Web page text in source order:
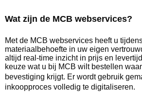
Specialist in bewerkingen
HPA en Non-Ferro
Kenniscentrum
Documentatie
Partner in verspaning
Wat zijn de MCB webservices?
Met de MCB webservices heeft u
materiaalbehoefte in uw eigen
altijd real-time inzicht in prijs en
keuze wat u bij MCB wilt bestellen
bevestiging krijgt. Er wordt gebruik
inkoopproces volledig te digitaliseren.